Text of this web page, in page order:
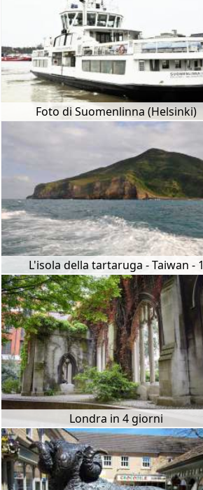
Foto di Suomenlinna (Helsinki)
L'isola della tartaruga - Taiwan - 1
Londra in 4 giorni